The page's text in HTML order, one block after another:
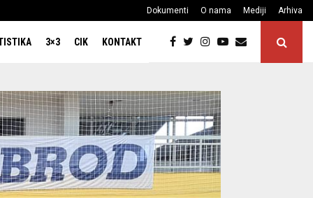
Dokumenti O nama Mediji Arhiva
3×3 CIK KONTAKT